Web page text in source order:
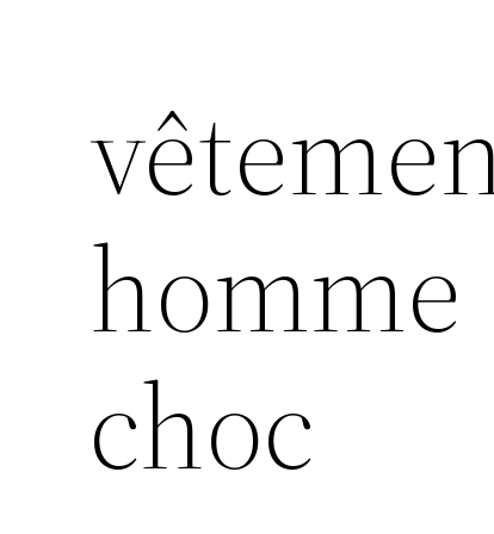
homme
choc